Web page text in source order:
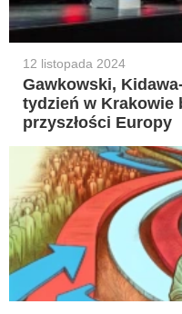
12 listopada 2024
Gawkowski,
tydzień w Krakowie
przyszłości Europy